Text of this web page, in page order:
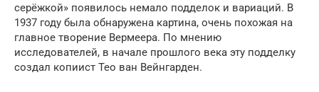
серёжкой» появилось немало подделок и вариаций. В
1937 году была обнаружена картина, очень похожая на
главное творение Вермеера. По мнению
исследователей, в начале прошлого века эту подделку
создал копиист Тео ван Вейнгарден.